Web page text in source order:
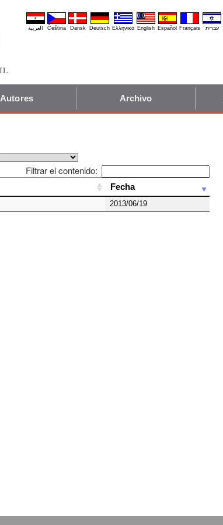
العربية Čeština Dansk Deutsch Ελληνικά English Español Français עברית
Autores Archivo
Filtrar el contenido:
Fecha
2013/06/19
Fecha